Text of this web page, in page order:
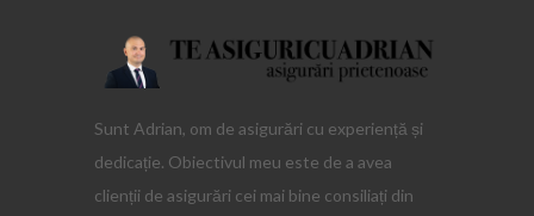
Sunt Adrian, om de asigurări cu experiență și
dedicație. Obiectivul meu este de a avea
clienții de asigurări cei mai bine consiliați din